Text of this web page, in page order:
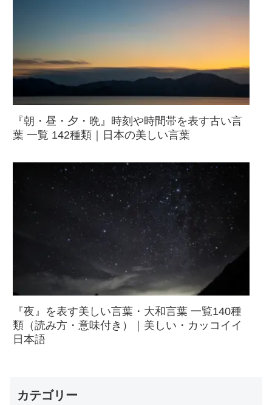
『朝・昼・夕・晩』時刻や時間帯を表す古い言
葉 一覧 142種類｜日本の美しい言葉
『夜』を表す美しい言葉・大和言葉 一覧140種
類（読み方・意味付き）｜美しい・カッコイイ
日本語
カテゴリー